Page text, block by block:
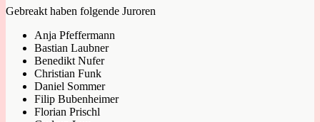
Gebreakt haben folgende Juroren
Anja Pfeffermann
Bastian Laubner
Benedikt Nufer
Christian Funk
Daniel Sommer
Filip Bubenheimer
Florian Prischl